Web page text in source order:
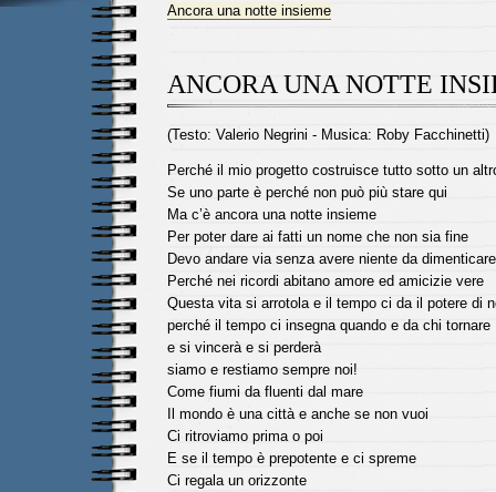
Ancora una notte insieme
ANCORA UNA NOTTE
(Testo: Valerio Negrini - Musica: Roby Facchinetti)
Perché il mio progetto costruisce tutto sotto un
Se uno parte è perché non può più stare qui
Ma c’è ancora una notte insieme
Per poter dare ai fatti un nome che non sia fine
Devo andare via senza avere niente da dimenticare
Perché nei ricordi abitano amore ed amicizie vere
Questa vita si arrotola e il tempo ci da il potere di
perché il tempo ci insegna quando e da chi tornare
e si vincerà e si perderà
siamo e restiamo sempre noi!
Come fiumi da fluenti dal mare
Il mondo è una città e anche se non vuoi
Ci ritroviamo prima o poi
E se il tempo è prepotente e ci spreme
Ci regala un orizzonte